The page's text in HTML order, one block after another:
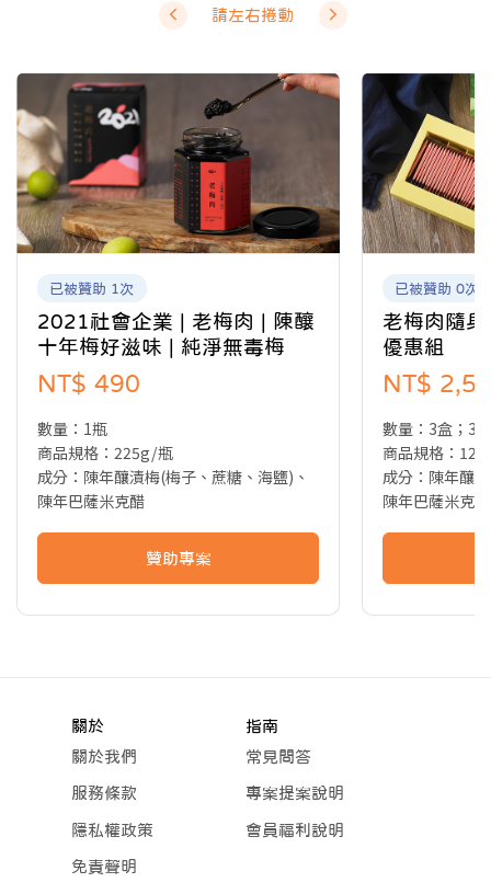
請左右捲動
已被贊助 1次
2021社會企業 | 老梅肉 | 陳釀
十年梅好滋味 | 純淨無毒梅
NT$ 490
數量：1瓶
商品規格：225g/瓶
成分：陳年釀漬梅(梅子、蔗糖、海鹽)、
陳年巴薩米克醋
贊助專案
已被贊助 0次
老梅肉隨
優惠組
NT$
數量：3盒；
商品規格：
成分：陳年釀
陳年巴薩米克醋
關於
關於我們
服務條款
隱私權政策
免責聲明
指南
常見問答
專案提案說明
會員福利說明